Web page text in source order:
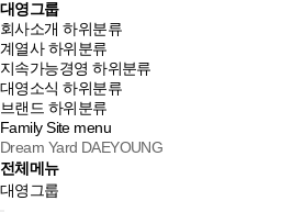
대영그룹
회사소개 하위분류
계열사 하위분류
지속가능경영 하위분류
대영소식 하위분류
브랜드 하위분류
Family Site menu
Dream Yard DAEYOUNG
전체메뉴
대영그룹